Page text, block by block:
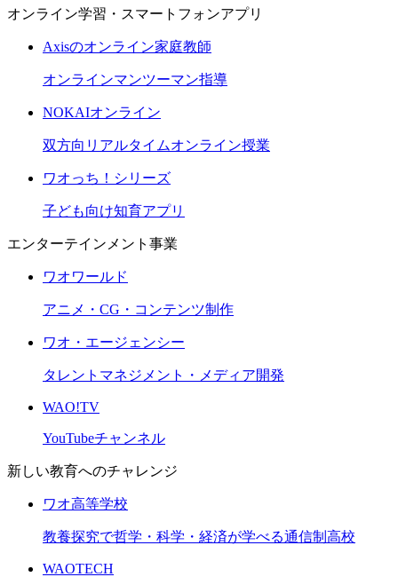
オンライン学習・スマートフォンアプリ
Axisのオンライン家庭教師
オンラインマンツーマン指導
NOKAIオンライン
双方向リアルタイムオンライン授業
ワオっち！シリーズ
子ども向け知育アプリ
エンターテインメント事業
ワオワールド
アニメ・CG・コンテンツ制作
ワオ・エージェンシー
タレントマネジメント・メディア開発
WAO!TV
YouTubeチャンネル
新しい教育へのチャレンジ
ワオ高等学校
教養探究で哲学・科学・経済が学べる通信制高校
WAOTECH